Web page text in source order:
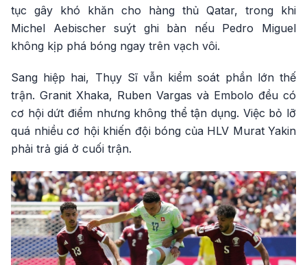
tục gây khó khăn cho hàng thủ Qatar, trong khi
Michel Aebischer suýt ghi bàn nếu Pedro Miguel
không kịp phá bóng ngay trên vạch vôi.
Sang hiệp hai, Thụy Sĩ vẫn kiểm soát phần lớn thế
trận. Granit Xhaka, Ruben Vargas và Embolo đều có
cơ hội dứt điểm nhưng không thể tận dụng. Việc bỏ lỡ
quá nhiều cơ hội khiến đội bóng của HLV Murat Yakin
phải trả giá ở cuối trận.